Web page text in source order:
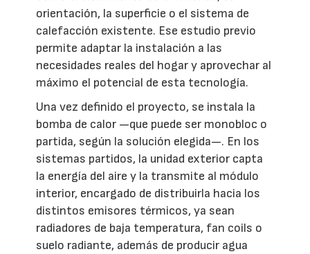
orientación, la superficie o el sistema de
calefacción existente. Ese estudio previo
permite adaptar la instalación a las
necesidades reales del hogar y aprovechar al
máximo el potencial de esta tecnología.
Una vez definido el proyecto, se instala la
bomba de calor —que puede ser monobloc o
partida, según la solución elegida—. En los
sistemas partidos, la unidad exterior capta
la energía del aire y la transmite al módulo
interior, encargado de distribuirla hacia los
distintos emisores térmicos, ya sean
radiadores de baja temperatura, fan coils o
suelo radiante, además de producir agua